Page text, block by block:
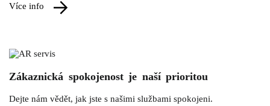
více info
Zákaznická spokojenost je naší prioritou
Dejte nám vědět, jak jste s našimi službami spokojeni.